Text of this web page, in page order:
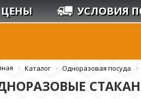
ЦЕНЫ УСЛОВИЯ
Каталог Одноразовая посуда